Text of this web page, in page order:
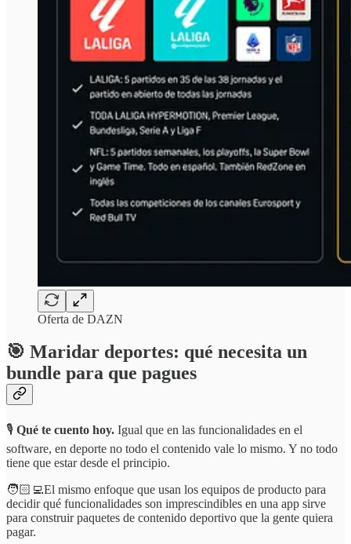
Oferta de DAZN
🎯 Maridar deportes: qué necesita un
bundle para que pagues
🎙️ Qué te cuento hoy. Igual que en las funcionalidades en el
software, en deporte no todo el contenido vale lo mismo. Y no todo
tiene que estar desde el principio.
🧑🏻‍💻El mismo enfoque que usan los equipos de producto para
decidir qué funcionalidades son imprescindibles en una app sirve
para construir paquetes de contenido deportivo que la gente quiera
pagar.